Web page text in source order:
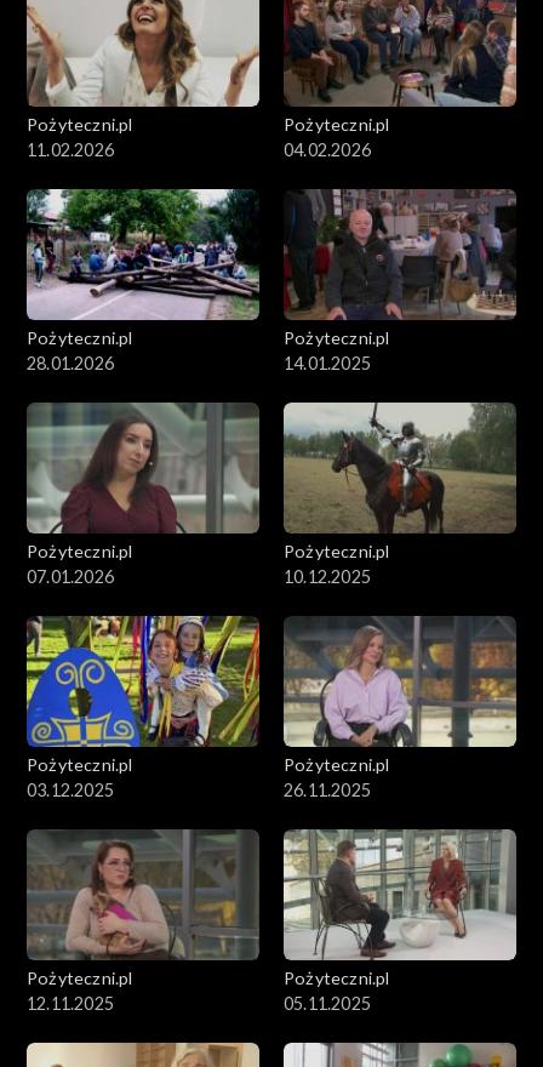
Pożyteczni.pl
11.02.2026
Pożyteczni.pl
04.02.2026
Pożyteczni.pl
28.01.2026
Pożyteczni.pl
14.01.2025
Pożyteczni.pl
07.01.2026
Pożyteczni.pl
10.12.2025
Pożyteczni.pl
03.12.2025
Pożyteczni.pl
26.11.2025
Pożyteczni.pl
12.11.2025
Pożyteczni.pl
05.11.2025